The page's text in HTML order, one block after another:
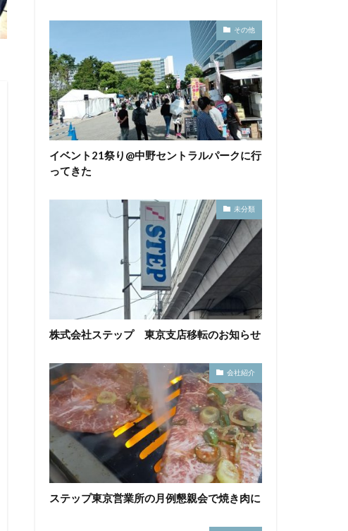
その他
イベント21祭り@中野セントラルパークに行
ってきた
未分類
株式会社ステップ 東京支店移転のお知らせ
会社紹介
ステップ東京営業所の月例懇親会で焼き肉に